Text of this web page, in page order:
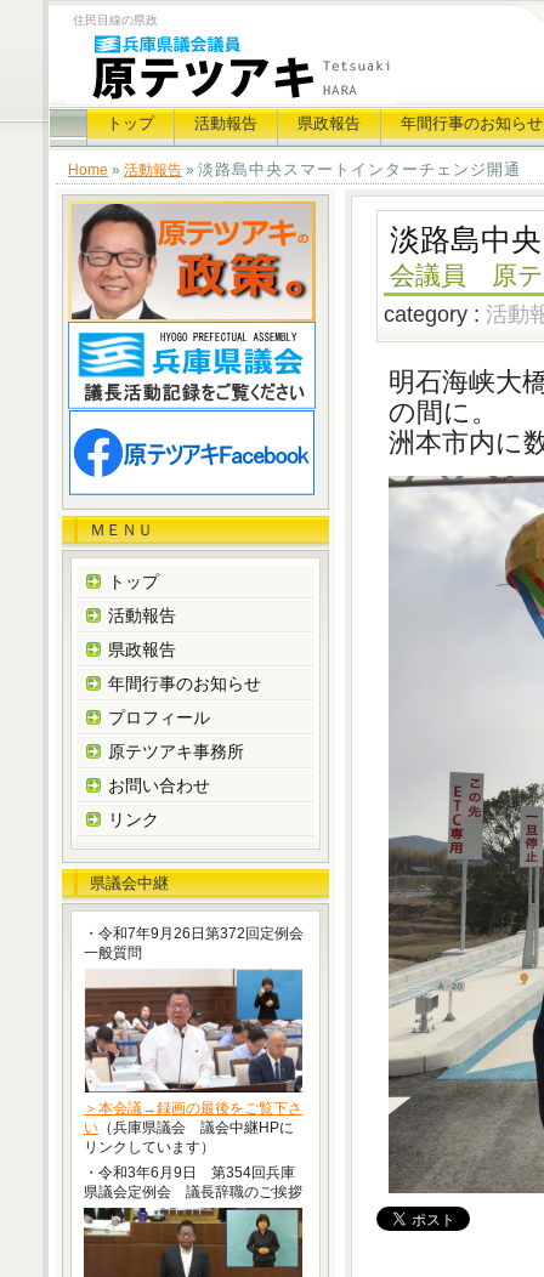
住民目線の県政
トップ 活動報告 県政報告 年間行事のお知らせ
Home » 活動報告 » 淡路島中央スマートインターチェンジ開通
淡路島中
会議員 原テ
category : 活動
明石海峡大
の間に。
洲本市内に
ＭＥＮＵ
トップ
活動報告
県政報告
年間行事のお知らせ
プロフィール
原テツアキ事務所
お問い合わせ
リンク
県議会中継
・令和7年9月26日第372回定例会
一般質問
＞本会議→録画の最後をご覧下さ
い （兵庫県議会 議会中継HPに
リンクしています）
・令和3年6月9日 第354回兵庫
県議会定例会 議長辞職のご挨拶